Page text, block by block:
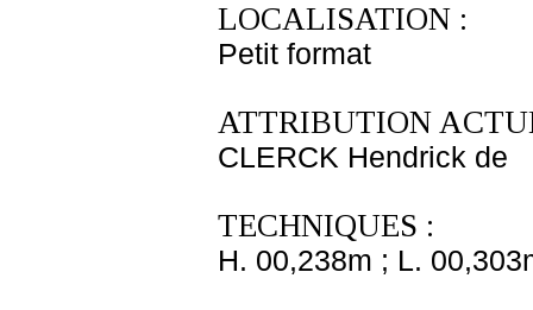
LOCALISATION :
Petit format
ATTRIBUTION
CLERCK Hendrick de
TECHNIQUES :
H. 00,238m ; L.